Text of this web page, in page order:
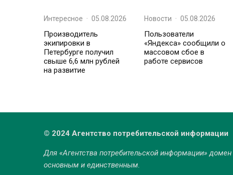
Интересное · 05.08.2026
Производитель
экипировки в
Петербурге получил
свыше 6,6 млн рублей
на развитие
Новости · 05.08.2026
Пользователи
«Яндекса» сообщили о
массовом сбое в
работе сервисов
© 2024 Агентство потребительской информации
Для «Агентства потребительской информации» домен
основным и единственным.